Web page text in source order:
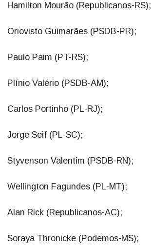
Hamilton Mourão (Republicanos-RS);
Oriovisto Guimarães (PSDB-PR);
Paulo Paim (PT-RS);
Plínio Valério (PSDB-AM);
Carlos Portinho (PL-RJ);
Jorge Seif (PL-SC);
Styvenson Valentim (PSDB-RN);
Wellington Fagundes (PL-MT);
Alan Rick (Republicanos-AC);
Soraya Thronicke (Podemos-MS);